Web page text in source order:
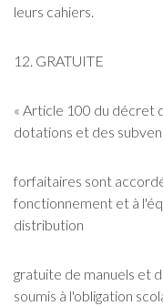
leurs cahiers.
12. GRATUITE
« Article 100 du décret
dotations et des
forfaitaires sont
fonctionnement et à
distribution
gratuite de manuels et
soumis à l'obligation